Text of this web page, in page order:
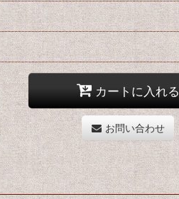
カートに入れる
お問い合わせ